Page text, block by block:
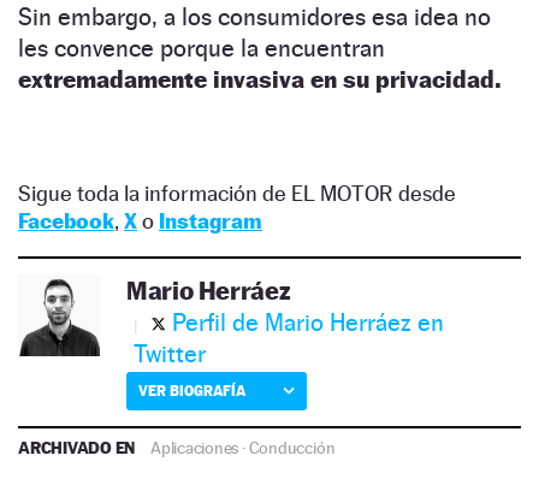
Sin embargo, a los consumidores esa idea no
les convence porque la encuentran
extremadamente invasiva en su privacidad.
Sigue toda la información de EL MOTOR desde
Facebook, Xo Instagram
Mario Herráez
Perfil de Mario Herráez en
Twitter
VER BIOGRAFÍA
ARCHIVADO EN Aplicaciones ·Conducción